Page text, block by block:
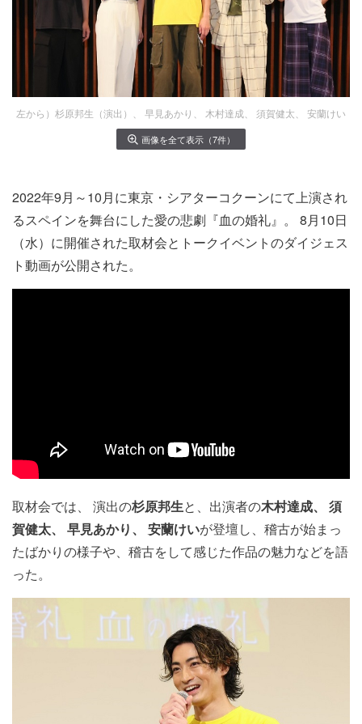
左から）杉原邦生（演出）、 早見あかり、 木村達成、 須賀健太、 安蘭けい
画像を全て表示（7件）
2022年9月～10月に東京・シアターコクーンにて上演され
るスペインを舞台にした愛の悲劇『血の婚礼』。 8月10日
（水）に開催された取材会とトークイベントのダイジェス
ト動画が公開された。
取材会では、 演出の杉原邦生と、出演者の木村達成、 須
賀健太、 早見あかり、 安蘭けいが登壇し、稽古が始まっ
たばかりの様子や、稽古をして感じた作品の魅力などを語
った。